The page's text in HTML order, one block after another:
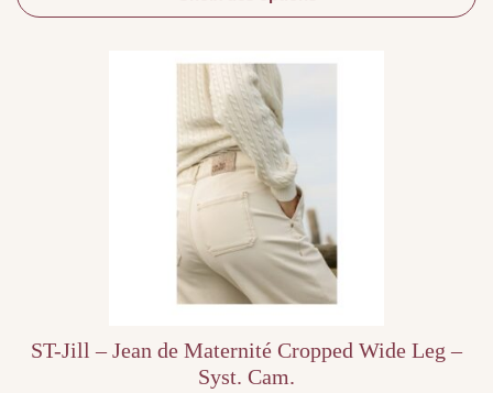
ST-Jill – Jean de Maternité Cropped Wide Leg –
Syst. Cam.
produit
plusieurs
variations.
Les
options
peuvent
être
choisies
la
produit